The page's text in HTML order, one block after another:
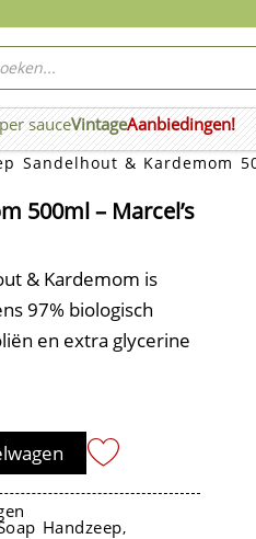
sauceVintageAanbiedingen!
Sandelhout & Kardemom
500ml – Marcel’s
& Kardemom is
97% biologisch
en extra glycerine
Handzeep,